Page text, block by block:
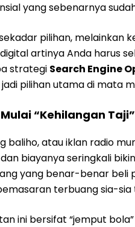
yang sebenarnya
pilihan, melainkan
artinya Anda harus
strategi Search Engine
pilihan utama di mata
“Kehilangan Taji”
baliho, atau iklan radio
biayanya seringkali
yang benar-benar beli
terbuang sia-
ini bersifat “jemput